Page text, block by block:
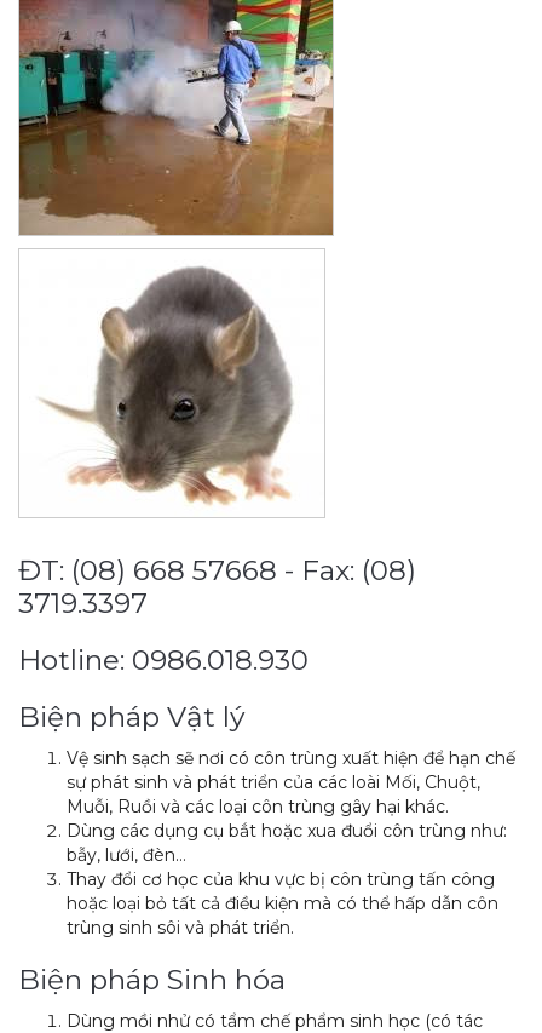
Xe đẩy làm vệ sinh Sài Gòn
ĐT: (08) 668 57668 - Fax: (08)
3719.3397
Hotline: 0986.018.930
Biện pháp Vật lý
Vệ sinh sạch sẽ nơi có côn trùng xuất hiện để hạn chế
sự phát sinh và phát triển của các loài Mối, Chuột,
Muỗi, Ruồi và các loại côn trùng gây hại khác.
Dùng các dụng cụ bắt hoặc xua đuổi côn trùng như:
bẫy, lưới, đèn…
Thay đổi cơ học của khu vực bị côn trùng tấn công
hoặc loại bỏ tất cả điều kiện mà có thể hấp dẫn côn
trùng sinh sôi và phát triển.
Biện pháp Sinh hóa
Dùng mồi nhử có tẩm chế phẩm sinh học (có tác